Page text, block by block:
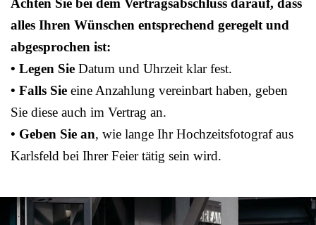
Achten Sie bei dem Vertragsabschluss darauf, dass
alles Ihren Wünschen entsprechend geregelt und
abgesprochen ist:
• Legen Sie Datum und Uhrzeit klar fest.
• Falls Sie eine Anzahlung vereinbart haben, geben
Sie diese auch im Vertrag an.
• Geben Sie an, wie lange Ihr Hochzeitsfotograf aus
Karlsfeld bei Ihrer Feier tätig sein wird.